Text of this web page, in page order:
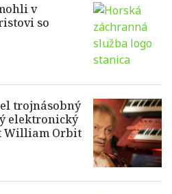
v
so
trojnásobný
elektronický
William Orbit